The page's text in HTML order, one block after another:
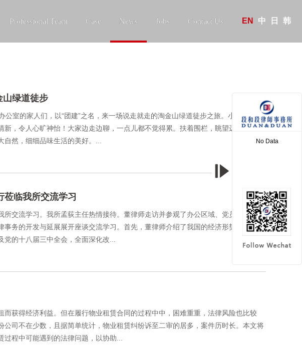
Professional Team Case News Jobs Contact Us 中
EN 日 韩
绿道徒步
室的家人们，以“团建”之名，来一场说走就走的淘金山绿道徒步之旅。小伙伴们早
，令人心旷神怡！大家边走边聊，一点儿都不觉得累。扶着围栏，眺望远处，惬意
然，细细品味生活的美好。...
临我所交流学习
交流学习。我所孟荻主任热情接待。董律师走访并参观了办公区域、党员活动室、
务的开发与延展展开座谈交流学习。首先，董律师介绍了我国的经济形势和十四五
的十八届三中全会，全面深化改...
获得经济利益。但在履行物业租赁合同的过程中中，困难重重，法律风险也比较
司不在少数，且据简单统计，物业租赁纠纷诉至二审的居多，案件历时长。本文将
程中可能遇到的法律问题，以协助...
No Data